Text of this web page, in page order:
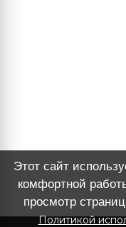
Этот сайт
комфортной
просмотр
Политикой